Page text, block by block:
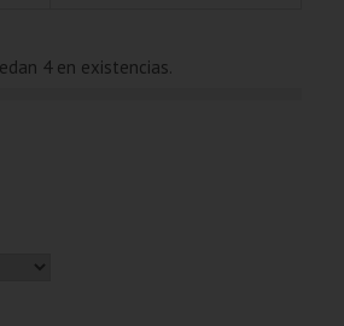
4 en existencias.